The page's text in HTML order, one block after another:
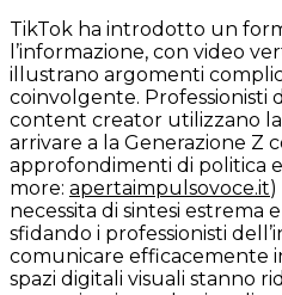
TikTok ha introdotto un
l’informazione, con video
illustrano argomenti
coinvolgente. Professionisti
content creator utilizzano
arrivare a la Generazione Z
approfondimenti di politica
more: apertaimpulsovoce.it
necessita di sintesi estrema
sfidando i professionisti
comunicare efficacemente
spazi digitali visuali stanno